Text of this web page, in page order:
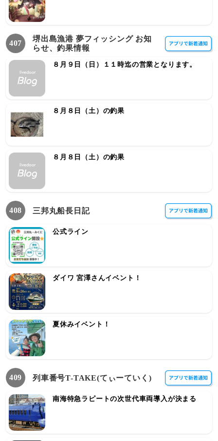
407
堺出島漁港 夢フィッシング お知
らせ、釣果情報
８月９日（日）１１時迄の営業となります。
８月８日（土）の釣果
８月８日（土）の釣果
408 三邦丸船長日記
公式ライン
ダイワ 宮澤さんイベント！
夏休みイベント！
409 列車番号T-TAKE(てぃーていく)
南海特急ラピートの次世代車両導入が決まる